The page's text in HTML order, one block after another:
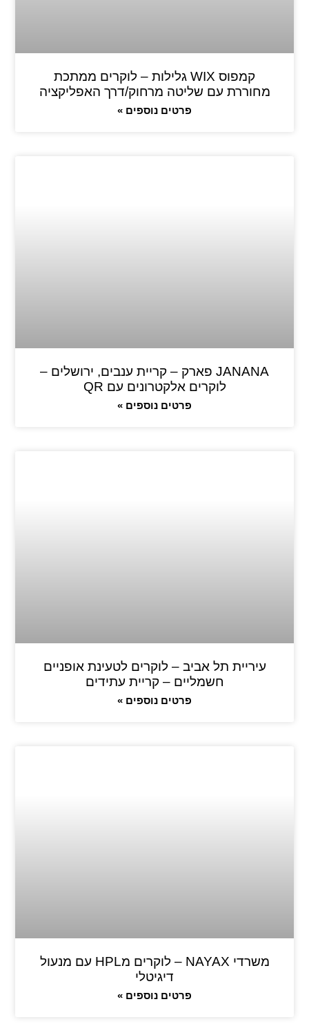
קמפוס WIX גלילות – לוקרים ממתכת
מחוררת עם שליטה מרחוק/דרך האפליקציה
פרטים נוספים »
JANANA פארק – קריית ענבים, ירושלים –
לוקרים אלקטרונים עם QR
פרטים נוספים »
עיריית תל אביב – לוקרים לטעינת אופניים
חשמליים – קריית עתידים
פרטים נוספים »
משרדי NAYAX – לוקרים מHPL עם מנעול
דיגיטלי
פרטים נוספים »